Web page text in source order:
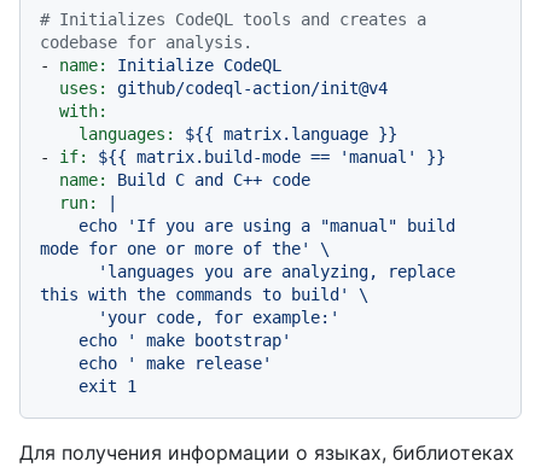
# Initializes CodeQL tools and creates a
codebase for analysis.
-
name: Initialize CodeQL
uses:
github/codeql-action/init@v4
with:
languages:
${{ matrix.language }}
-
if: ${{ matrix.build-mode == 'manual'
}}
name:
Build C and C++ code
run:
|
mode for one or more of the' \
this with the commands to build' \
Для получения информации о языках, библиотеках